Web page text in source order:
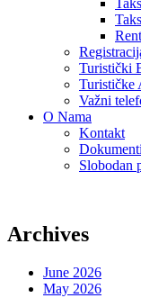
Turistički
Turističke
Važni
O Nama
Kontakt
Dokumenti
Slobodan
Archives
June 2026
May 2026